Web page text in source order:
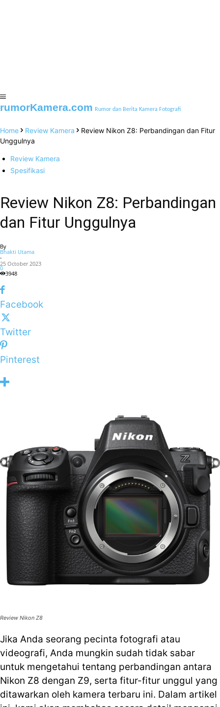
rumorKamera.com Rumor dan Berita Kamera Fotografi
Home Review Kamera
Review Nikon Z8: Perbandingan dan Fitur
Unggulnya
Review Kamera
Spesifikasi
Review Nikon Z8: Perbandingan
dan Fitur Unggulnya
By
Bhakti Utama
-
25 October 2023
0
3948
Facebook
Twitter
Pinterest
Review Nikon Z8
Jika Anda seorang pecinta fotografi atau
videografi, Anda mungkin sudah tidak sabar
untuk mengetahui tentang perbandingan antara
Nikon Z8 dengan Z9, serta fitur-fitur unggul yang
ditawarkan oleh kamera terbaru ini. Dalam artikel